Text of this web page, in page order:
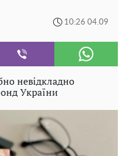
10:26 04.09
невідкладно
України